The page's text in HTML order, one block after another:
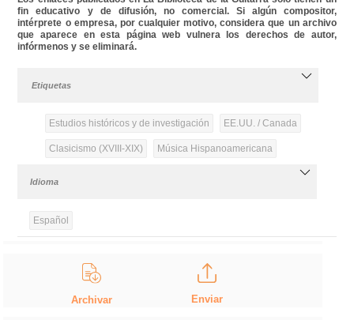
fin educativo y de difusión, no comercial. Si algún compositor,
intérprete o empresa, por cualquier motivo, considera que un archivo
que aparece en esta página web vulnera los derechos de autor,
infórmenos y se eliminará.
Etiquetas
Estudios históricos y de investigación EE.UU. / Canada
Clasicismo (XVIII-XIX) Música Hispanoamericana
Idioma
Español
Archivar Enviar